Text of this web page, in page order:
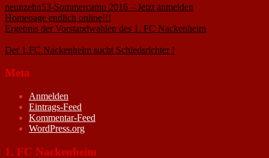
neunzehn53-Sommercamp 2016 – Jetzt anmelden
Homepage endlich online!!!
Ergebnis der Vorstandwahlen des 1. FC Nackenheim
Der 1.FC Nackenheim sucht Schiedsrichter !
Meta
Anmelden
Eintrags-Feed
Kommentar-Feed
WordPress.org
1. FC Nackenheim